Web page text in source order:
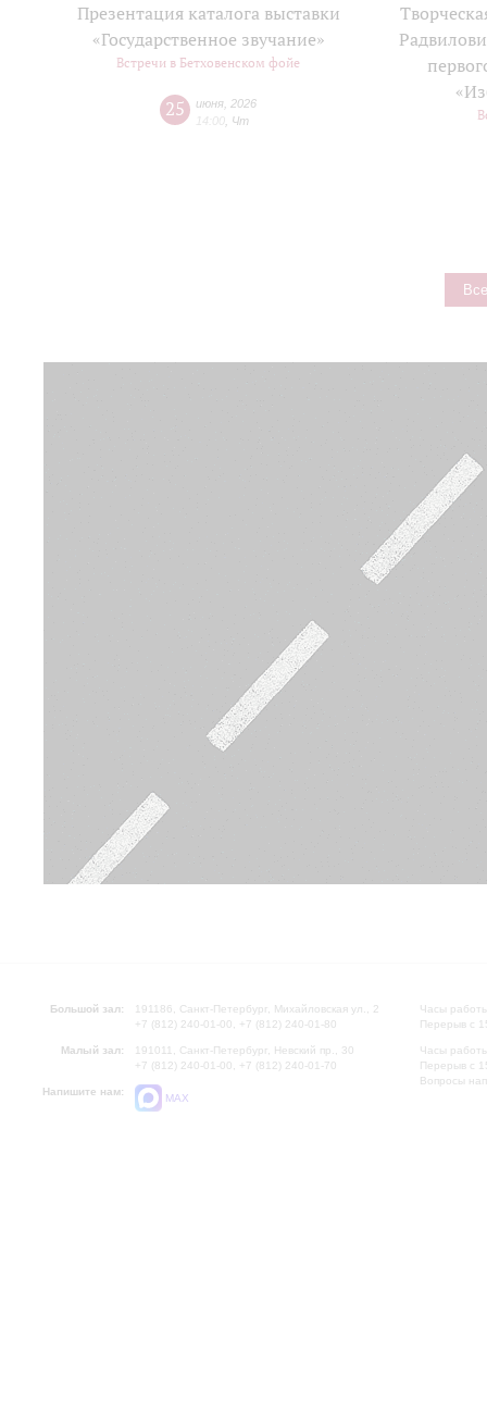
Презентация каталога выставки
«Государственное звучание»
Встречи в Бетховенском фойе
25 июня 2026
14:00 Чт
Большой зал:
191186, Санкт-Петербург, Михайловская ул., 2
+7 (812) 240-01-00, +7 (812) 240-01-80
Малый зал:
191011, Санкт-Петербург, Невский пр., 30
+7 (812) 240-01-00, +7 (812) 240-01-70
Напишите нам:
MAX
Часы
Перерыв с
Часы
Перерыв с
Вопросы